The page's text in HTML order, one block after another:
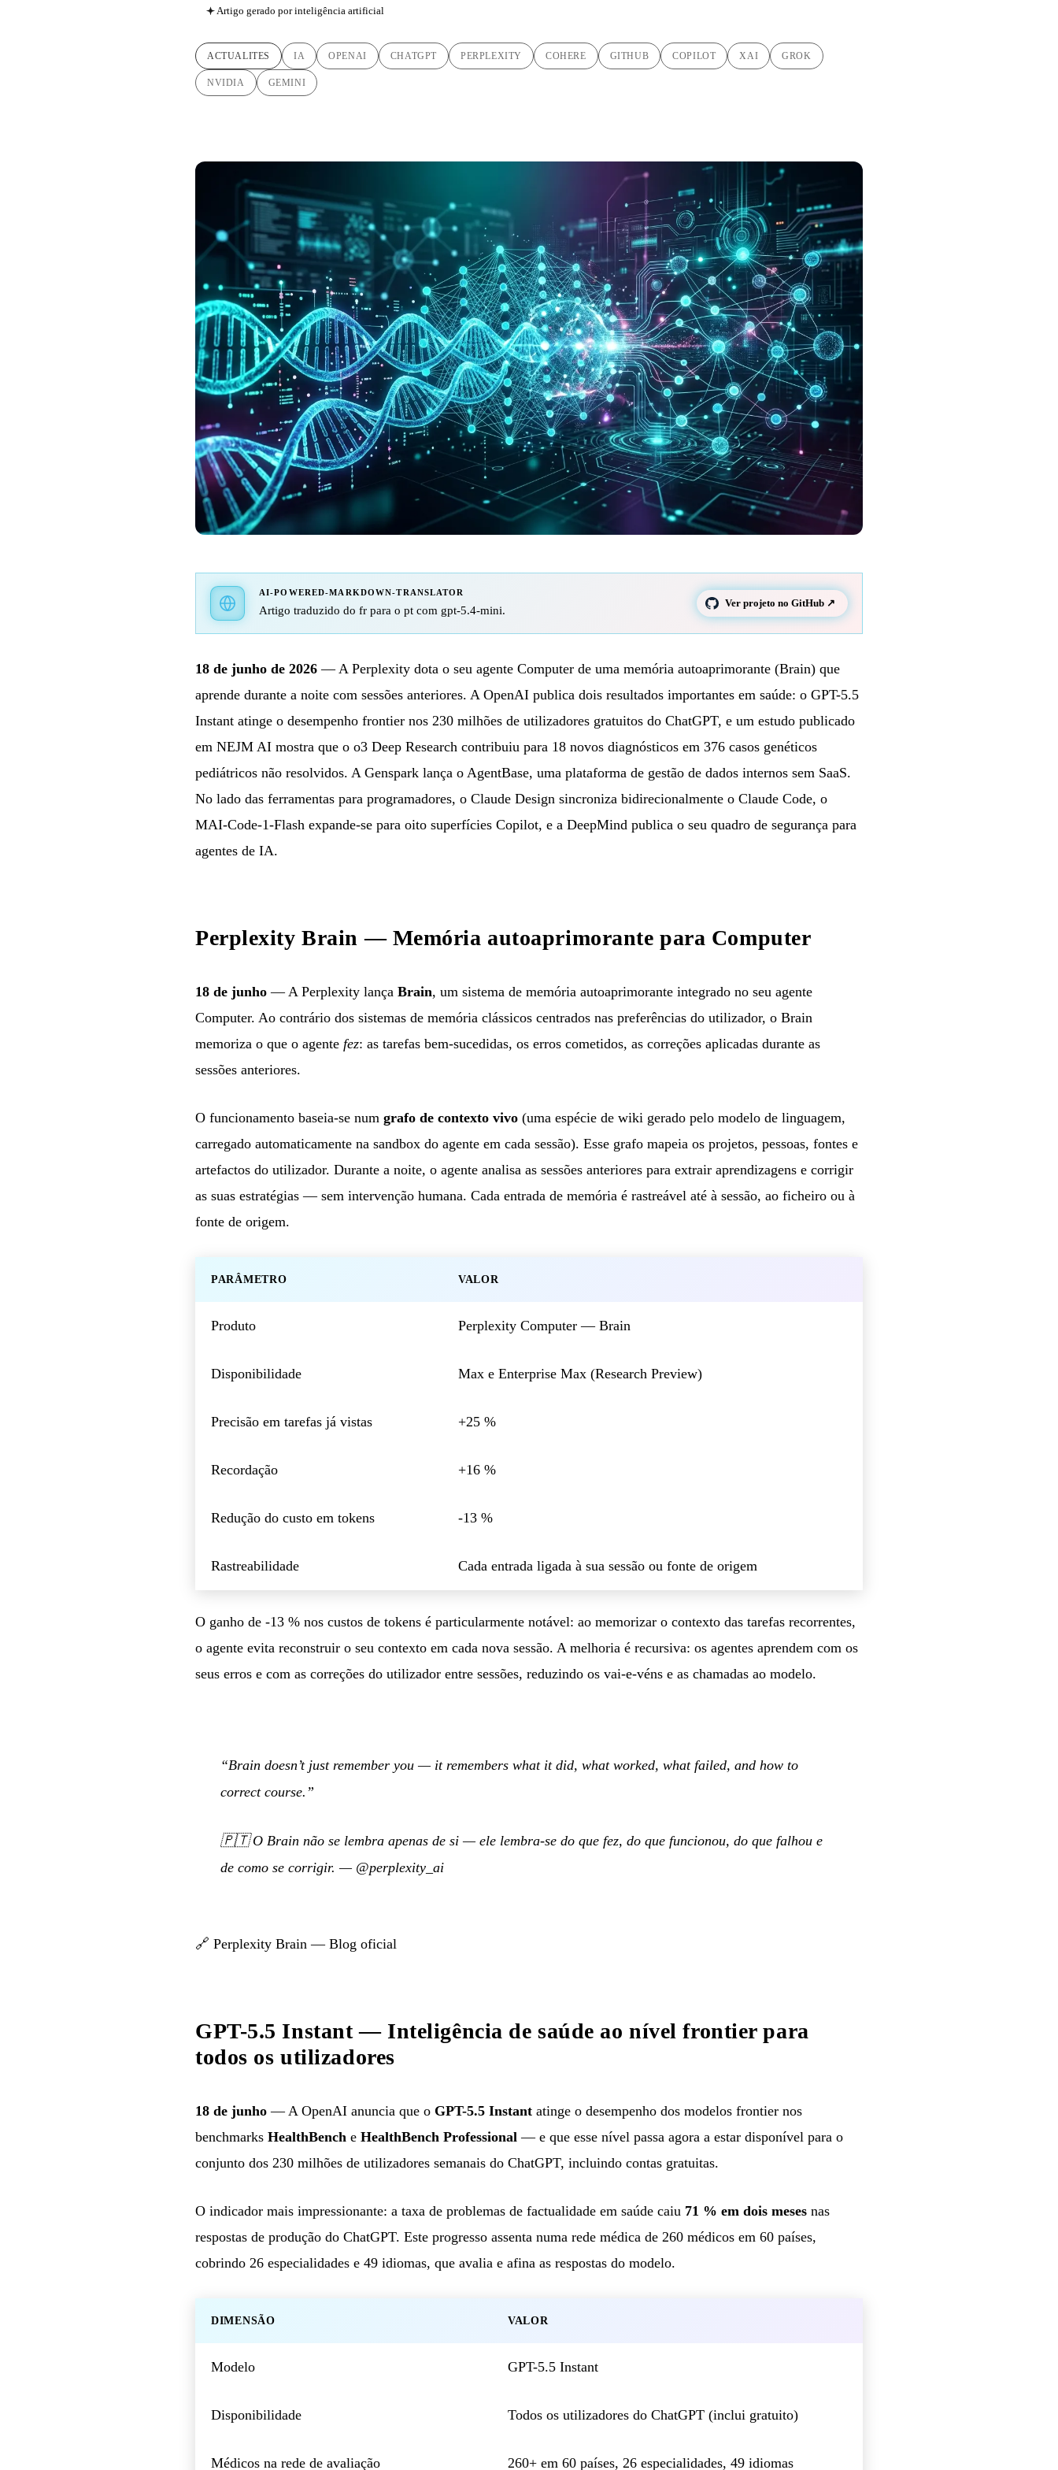
Artigo gerado por inteligência artificial
ACTUALITES IA OPENAI CHATGPT PERPLEXITY COHERE GITHUB COPILOT XAI GROK
NVIDIA GEMINI
AI-POWERED-MARKDOWN-TRANSLATOR
Artigo traduzido do fr para o pt com gpt-5.4-mini.
Ver projeto no GitHub ↗
18 de junho de 2026 — A Perplexity dota o seu agente Computer de uma memória autoaprimorante (Brain) que
aprende durante a noite com sessões anteriores. A OpenAI publica dois resultados importantes em saúde: o GPT-5.5
Instant atinge o desempenho frontier nos 230 milhões de utilizadores gratuitos do ChatGPT, e um estudo publicado
em NEJM AI mostra que o o3 Deep Research contribuiu para 18 novos diagnósticos em 376 casos genéticos
pediátricos não resolvidos. A Genspark lança o AgentBase, uma plataforma de gestão de dados internos sem SaaS.
No lado das ferramentas para programadores, o Claude Design sincroniza bidirecionalmente o Claude Code, o
MAI-Code-1-Flash expande-se para oito superfícies Copilot, e a DeepMind publica o seu quadro de segurança para
agentes de IA.
Perplexity Brain — Memória autoaprimorante para Computer
18 de junho — A Perplexity lança Brain, um sistema de memória autoaprimorante integrado no seu agente
Computer. Ao contrário dos sistemas de memória clássicos centrados nas preferências do utilizador, o Brain
memoriza o que o agente fez: as tarefas bem-sucedidas, os erros cometidos, as correções aplicadas durante as
sessões anteriores.
O funcionamento baseia-se num grafo de contexto vivo (uma espécie de wiki gerado pelo modelo de linguagem,
carregado automaticamente na sandbox do agente em cada sessão). Esse grafo mapeia os projetos, pessoas, fontes e
artefactos do utilizador. Durante a noite, o agente analisa as sessões anteriores para extrair aprendizagens e corrigir
as suas estratégias — sem intervenção humana. Cada entrada de memória é rastreável até à sessão, ao ficheiro ou à
fonte de origem.
PARÂMETRO VALOR
Produto Perplexity Computer — Brain
Disponibilidade Max e Enterprise Max (Research Preview)
Precisão em tarefas já vistas +25 %
Recordação +16 %
Redução do custo em tokens -13 %
Rastreabilidade Cada entrada ligada à sua sessão ou fonte de origem
O ganho de -13 % nos custos de tokens é particularmente notável: ao memorizar o contexto das tarefas recorrentes,
o agente evita reconstruir o seu contexto em cada nova sessão. A melhoria é recursiva: os agentes aprendem com os
seus erros e com as correções do utilizador entre sessões, reduzindo os vai-e-véns e as chamadas ao modelo.
“Brain doesn’t just remember you — it remembers what it did, what worked, what failed, and how to
correct course.”
🇵🇹O Brain não se lembra apenas de si — ele lembra-se do que fez, do que funcionou, do que falhou e
de como se corrigir. — @perplexity_ai
🔗 Perplexity Brain — Blog oficial
GPT-5.5 Instant — Inteligência de saúde ao nível frontier para
todos os utilizadores
18 de junho — A OpenAI anuncia que o GPT-5.5 Instant atinge o desempenho dos modelos frontier nos
benchmarks HealthBench e HealthBench Professional — e que esse nível passa agora a estar disponível para o
conjunto dos 230 milhões de utilizadores semanais do ChatGPT, incluindo contas gratuitas.
O indicador mais impressionante: a taxa de problemas de factualidade em saúde caiu 71 % em dois meses nas
respostas de produção do ChatGPT. Este progresso assenta numa rede médica de 260 médicos em 60 países,
cobrindo 26 especialidades e 49 idiomas, que avalia e afina as respostas do modelo.
DIMENSÃO VALOR
Modelo GPT-5.5 Instant
Disponibilidade Todos os utilizadores do ChatGPT (inclui gratuito)
Médicos na rede de avaliação 260+ em 60 países, 26 especialidades, 49 idiomas